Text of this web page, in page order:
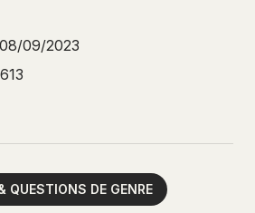
08/09/2023
QUESTIONS DE GENRE